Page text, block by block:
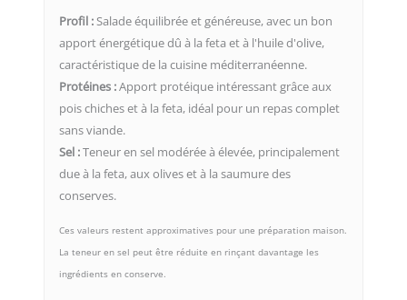
Profil :Salade équilibrée et généreuse, avec un bon
apport énergétique dû à la feta et à l'huile d'olive,
caractéristique de la cuisine méditerranéenne.
Protéines :Apport protéique intéressant grâce aux
pois chiches et à la feta, idéal pour un repas complet
sans viande.
Sel :Teneur en sel modérée à élevée, principalement
due à la feta, aux olives et à la saumure des
conserves.
Ces valeurs restent approximatives pour une préparation maison.
La teneur en sel peut être réduite en rinçant davantage les
ingrédients en conserve.